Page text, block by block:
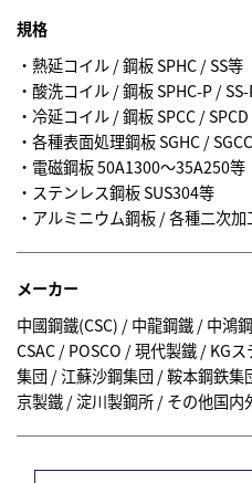
規格
熱延コイル / 鋼板 SPHC / SS等
酸洗コイル / 鋼板 SPHC-P /
冷延コイル / 鋼板 SPCC /
各種表面処理鋼板 SGHC /
電磁鋼板 50A1300〜35A250等
ステンレス鋼板 SUS304等
アルミニウム鋼板 / 各種二次加
メーカー
中國鋼鐵(CSC) / 中龍鋼鐵 / 中鴻
CSAC / POSCO / 現代製鐵 / KG
集団 / 江蘇沙鋼集団 / 鞍本鋼鉄
京製鐵 / 淀川製鋼所 / その他国内